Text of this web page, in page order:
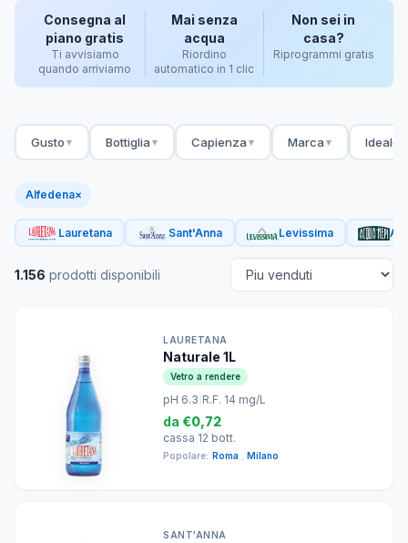
Consegna al
piano gratis
Ti avvisiamo
quando arriviamo
Mai senza
acqua
Riordino
automatico in 1 clic
Non sei in
casa?
Riprogrammi gratis
Gusto ▼ Bottiglia ▼ Capienza ▼ Marca ▼ Ideale
Alfedena×
Lauretana Sant'Anna Levissima
1.156 prodotti disponibili
LAURETANA
Naturale 1L
Vetro a rendere
pH 6.3 R.F. 14 mg/L
da €0,72
cassa 12 bott.
Popolare: Roma Milano
SANT'ANNA